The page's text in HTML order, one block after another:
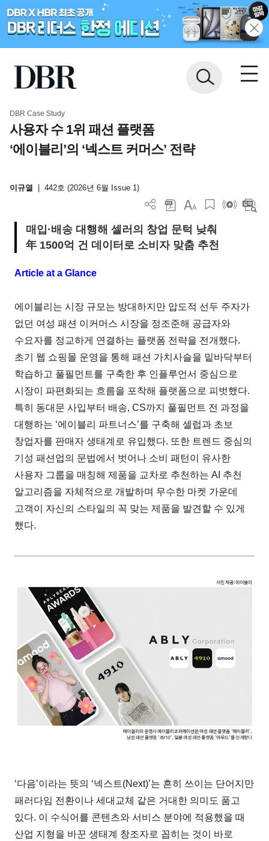
DBR Case Study
사용자 수 1위 패션 플랫폼
‘에이블리’의 ‘넥스트 커머스’ 전략
이규열 442호 (2026년 6월 Issue 1)
매입·배송 대행해 셀러의 창업 문턱 낮춰
年 1500억 건 데이터로 소비자 맞춤 추천
Article at a Glance
에이블리는 시장 규모는 방대하지만 압도적 선두 주자가
없던 여성 패션 이커머스 시장을 정조준해 공급자와
수요자를 정교하게 연결하는 플랫폼 전략을 전개했다.
초기 웹 쇼핑몰 운영을 통해 패션 가치사슬을 밑바닥부터
학습하고 풀필먼트를 구축한 후 인플루언서 중심으로
시장이 파편화되는 흐름을 포착해 플랫폼으로 피벗했다.
특히 동대문 사입부터 배송, CS까지 풀필먼트 전 과정을
대행하는 ‘에이블리 파트너스’를 구축해 셀럽과 초보
창업자를 판매자 생태계로 유입했다. 또한 트렌드 중심의
기성 패션업의 문법에서 벗어나 소비 패턴이 유사한
사용자 그룹을 매칭해 제품을 교차로 추천하는 AI 추천
알고리즘을 자체적으로 개발하며 무수한 마켓 가운데
고객이 자신의 스타일의 꼭 맞는 제품을 발견할 수 있게
했다.
‘다음’이라는 뜻의 ‘넥스트(Next)’는 흔히 쓰이는 단어지만
패러다임 전환이나 세대교체 같은 거대한 의미도 품고
있다. 이 수식어를 콘텐츠와 서비스 분야에 적용했을 때
산업 지형을 바꾼 생태계 창조자로 꼽히는 것이 바로